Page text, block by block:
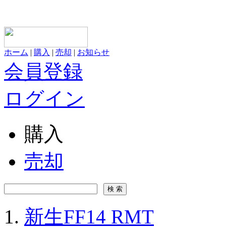
ホーム | 購入 | 売却 | お知らせ
会員登録
ログイン
購入
売却
新生FF14 RMT